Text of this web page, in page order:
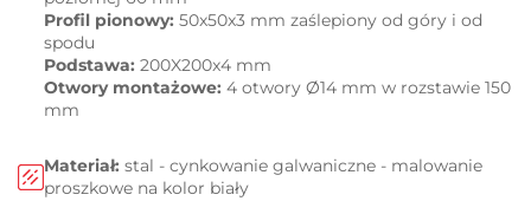
Profil pionowy: 50x50x3 mm zaślepiony od góry i od
spodu
Podstawa: 200X200x4 mm
Otwory montażowe: 4 otwory Ø14 mm w rozstawie 150
mm
Materiał: stal - cynkowanie galwaniczne - malowanie
proszkowe na kolor biały